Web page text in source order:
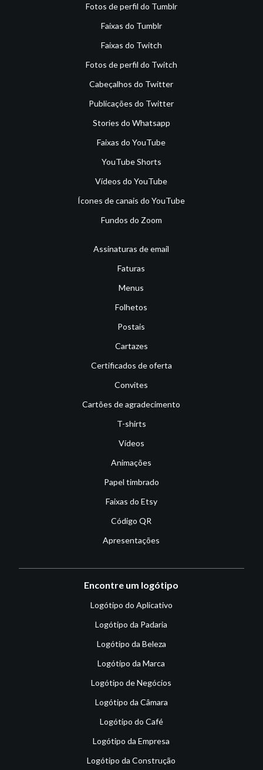
Fotos de perfil do Tumblr
Faixas do Tumblr
Faixas do Twitch
Fotos de perfil do Twitch
Cabeçalhos do Twitter
Publicações do Twitter
Stories do Whatsapp
Faixas do YouTube
YouTube Shorts
Vídeos do YouTube
Ícones de canais do YouTube
Fundos do Zoom
Assinaturas de email
Faturas
Menus
Folhetos
Postais
Cartazes
Certificados de oferta
Convites
Cartões de agradecimento
T-shirts
Vídeos
Animações
Papel timbrado
Faixas do Etsy
Código QR
Apresentações
Encontre um logótipo
Logótipo do Aplicativo
Logótipo da Padaria
Logótipo da Beleza
Logótipo da Marca
Logótipo de Negócios
Logótipo da Câmara
Logótipo do Café
Logótipo da Empresa
Logótipo da Construção